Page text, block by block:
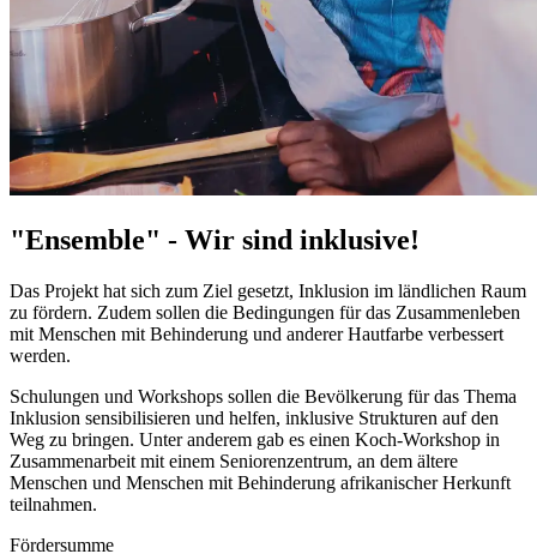
"Ensemble" - Wir sind inklusive!
Das Projekt hat sich zum Ziel gesetzt, Inklusion im ländlichen Raum
zu fördern. Zudem sollen die Bedingungen für das Zusammenleben
mit Menschen mit Behinderung und anderer Hautfarbe verbessert
werden.
Schulungen und Workshops sollen die Bevölkerung für das Thema
Inklusion sensibilisieren und helfen, inklusive Strukturen auf den
Weg zu bringen. Unter anderem gab es einen Koch-Workshop in
Zusammenarbeit mit einem Seniorenzentrum, an dem ältere
Menschen und Menschen mit Behinderung afrikanischer Herkunft
teilnahmen.
Fördersumme